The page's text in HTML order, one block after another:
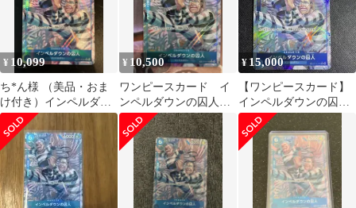
¥ 10,099
ち*ん様 （美品・おま
け付き）インペルダウ
ンの囚人OP16-042 トレ
ジャーレ
¥ 10,500
ワンピースカード イ
ンペルダウンの囚人
TR パラレル 決戦の刻
¥ 15,000
【ワンピースカード】
インペルダウンの囚人
OP16-042